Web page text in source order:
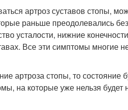
артроз суставов стопы,
раньше преодолевались
усталости, нижние
Все эти симптомы многие
артроза стопы, то состояние
на которые уже нельзя будет